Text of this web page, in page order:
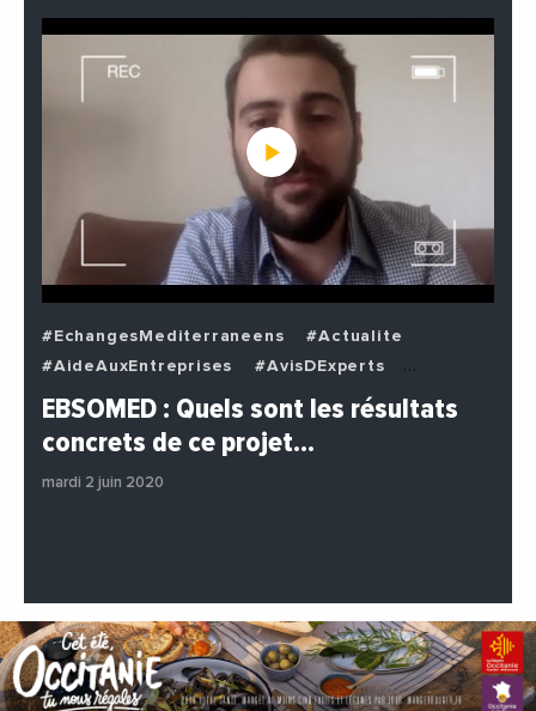
#EchangesMediterraneens
#Actualite
#AideAuxEntreprises
#AvisDExperts
#BuzzNews
#Decideurs
#Entreprises
#Institutions
EBSOMED : Quels sont les résultats
concrets de ce projet…
mardi 2 juin 2020